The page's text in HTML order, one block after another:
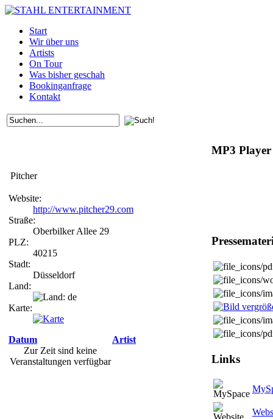
Start
Wir über uns
Artists
On Tour
Was bisher geschah
Bookinganfrage
Kontakt
Pitcher
Website:
http://www.pitcher29.com
Straße:
Oberbilker Allee 29
PLZ:
40215
Stadt:
Düsseldorf
Land:
Karte:
Datum
Artist
Zur Zeit sind keine
Veranstaltungen verfügbar
MP3 Player
Links